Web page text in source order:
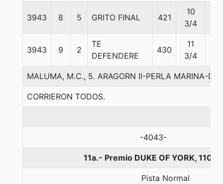
3943 8 5 GRITO FINAL 421
10
3/4
3943 9 2
TE
DEFENDERE
430
11
3/4
MALUMA, M.C., 5. ARAGORN II-PERLA MARINA-
CORRIERON TODOS.
-4043-
11a.- Premio DUKE OF YORK, 1100
Pista Normal